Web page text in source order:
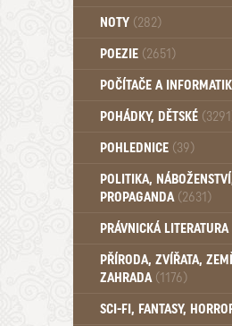
Zdraví a zdraví životní
NOTY (282)
POEZIE (2651)
POČÍTAČE A
POHÁDKY, DĚTSKÉ
Pro děti a mládež (2887)
Pohádky, Dětské - Od
POHLEDNICE (39)
POLITIKA,
PROPAGANDA (2631)
PRÁVNICKÁ LITERATURA
PŘÍRODA, ZVÍŘATA,
ZAHRADA (1176)
SCI-FI, FANTASY,